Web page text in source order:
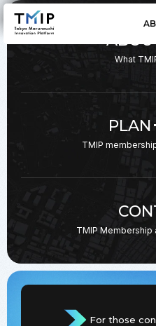
What
PLAN
TMIP
TMIP Membership
For those